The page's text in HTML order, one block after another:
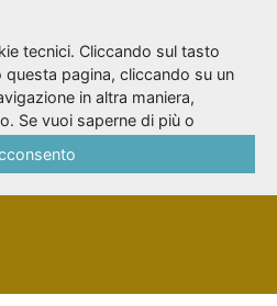
tecnici. Cliccando sul tasto
pagina, cliccando su un
in altra maniera,
Se vuoi saperne di più o